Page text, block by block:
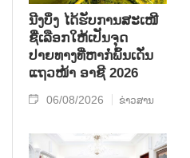
ນີງບິ່ງ ໄດ້ຮັບການສະເໜີ
ຊື່ເລືອກໃຫ້ເປັນຈຸດ
ປາຍທາງທີ່ຫາກໍ່ພົ້ນເດັ່ນ
ແຖວໜ້າ ອາຊີ 2026
06/08/2026 ຂ່າວສານ